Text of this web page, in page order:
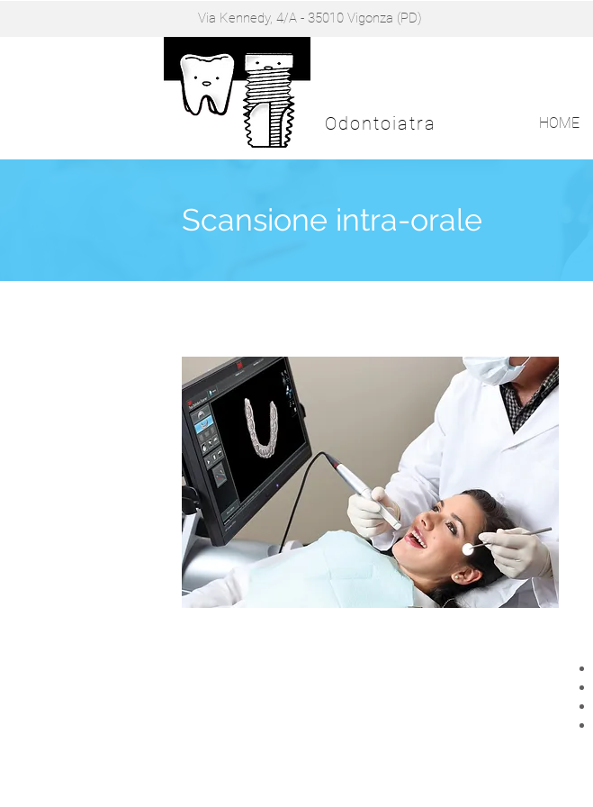
Via Kennedy, 4/A - 35010 Vigonza (PD)
HOME
Odontoiatra
Scansione intra-orale